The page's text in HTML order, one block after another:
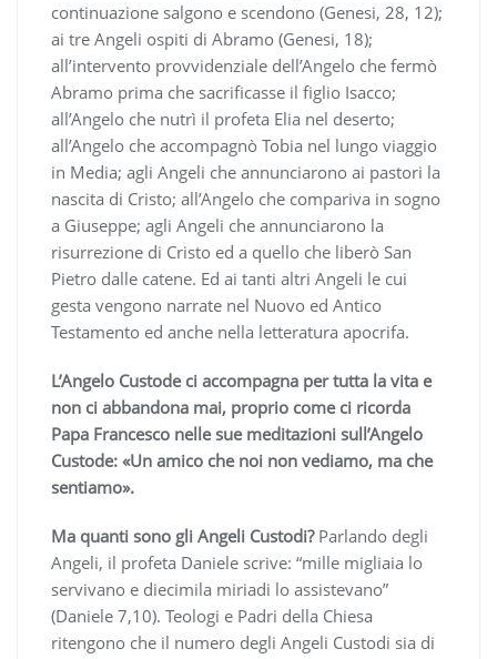
continuazione salgono e scendono (Genesi, 28, 12);
ai tre Angeli ospiti di Abramo (Genesi, 18);
all’intervento provvidenziale dell’Angelo che fermò
Abramo prima che sacrificasse il figlio Isacco;
all’Angelo che nutrì il profeta Elia nel deserto;
all’Angelo che accompagnò Tobia nel lungo viaggio
in Media; agli Angeli che annunciarono ai pastori la
nascita di Cristo; all’Angelo che compariva in sogno
a Giuseppe; agli Angeli che annunciarono la
risurrezione di Cristo ed a quello che liberò San
Pietro dalle catene. Ed ai tanti altri Angeli le cui
gesta vengono narrate nel Nuovo ed Antico
Testamento ed anche nella letteratura apocrifa.
L’Angelo Custode ci accompagna per tutta la vita e
non ci abbandona mai, proprio come ci ricorda
Papa Francesco nelle sue meditazioni sull’Angelo
Custode: «Un amico che noi non vediamo, ma che
sentiamo».
Ma quanti sono gli Angeli Custodi?Parlando degli
Angeli, il profeta Daniele scrive: “mille migliaia lo
servivano e diecimila miriadi lo assistevano”
(Daniele 7,10). Teologi e Padri della Chiesa
ritengono che il numero degli Angeli Custodi sia di